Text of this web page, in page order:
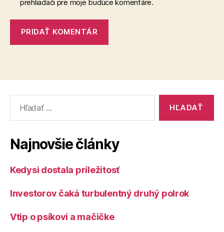
prehliadači pre moje budúce komentáre.
Najnovšie články
Kedysi dostala príležitosť
Investorov čaká turbulentný druhý polrok
Vtip o psíkovi a mačičke